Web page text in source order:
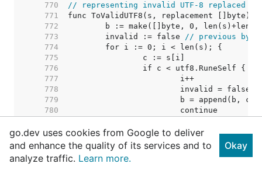
   770
// representing invalid UTF-8 replaced
   771
   772
   773
	invalid := false
// previous byte
   774
   775
   776
   777
   778
   779
   780
   782
   783
   784
   785
go.dev uses cookies from Google to deliver
and enhance the quality of its services and to
analyze traffic. Learn more.
Okay